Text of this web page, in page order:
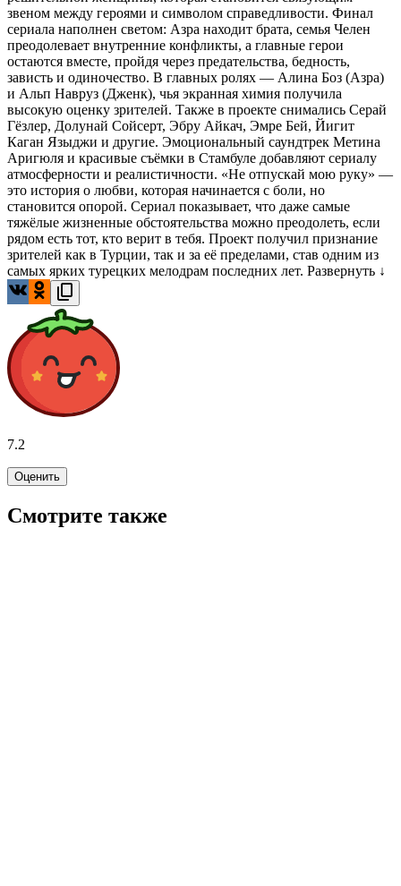
звеном между героями и символом справедливости. Финал
сериала наполнен светом: Азра находит брата, семья Челен
преодолевает внутренние конфликты, а главные герои
остаются вместе, пройдя через предательства, бедность,
зависть и одиночество. В главных ролях — Алина Боз (Азра)
и Альп Навруз (Дженк), чья экранная химия получила
высокую оценку зрителей. Также в проекте снимались Серай
Гёзлер, Долунай Сойсерт, Эбру Айкач, Эмре Бей, Йигит
Каган Языджи и другие. Эмоциональный саундтрек Метина
Аригюля и красивые съёмки в Стамбуле добавляют сериалу
атмосферности и реалистичности. «Не отпускай мою руку» —
это история о любви, которая начинается с боли, но
становится опорой. Сериал показывает, что даже самые
тяжёлые жизненные обстоятельства можно преодолеть, если
рядом есть тот, кто верит в тебя. Проект получил признание
зрителей как в Турции, так и за её пределами, став одним из
самых ярких турецких мелодрам последних лет. Развернуть ↓
7.2
Оценить
Смотрите также